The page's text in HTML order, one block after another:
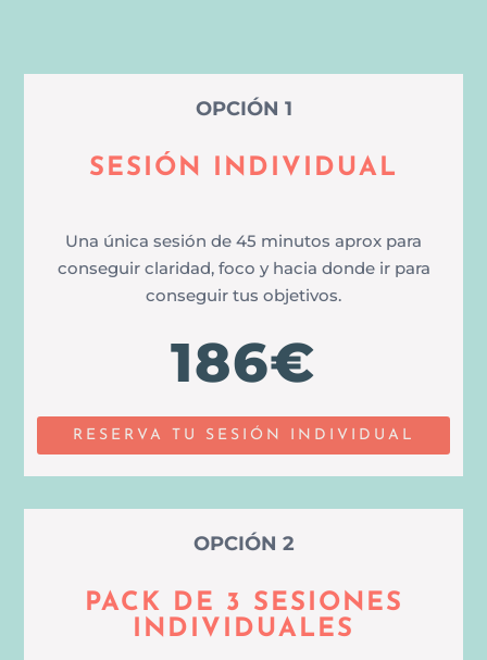
OPCIÓN 1
SESIÓN INDIVIDUAL
Una única sesión de 45 minutos aprox para
conseguir claridad, foco y hacia donde ir para
conseguir tus objetivos.
186€
RESERVA TU SESIÓN INDIVIDUAL
OPCIÓN 2
PACK DE 3 SESIONES
INDIVIDUALES